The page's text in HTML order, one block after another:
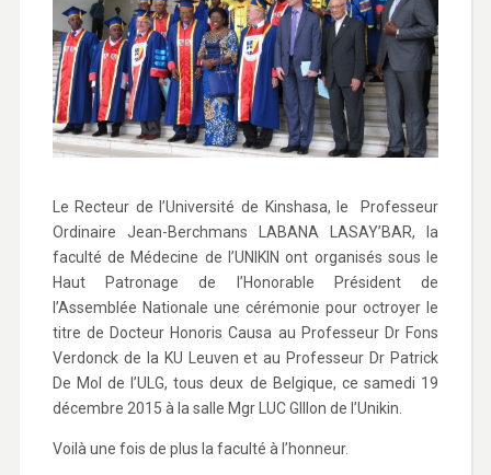
Le Recteur de l’Université de Kinshasa, le Professeur
Ordinaire Jean-Berchmans LABANA LASAY’BAR, la
faculté de Médecine de l’UNIKIN ont organisés sous le
Haut Patronage de l’Honorable Président de
l’Assemblée Nationale une cérémonie pour octroyer le
titre de Docteur Honoris Causa au Professeur Dr Fons
Verdonck de la KU Leuven et au Professeur Dr Patrick
De Mol de l’ULG, tous deux de Belgique, ce samedi 19
décembre 2015 à la salle Mgr LUC GIllon de l’Unikin.
Voilà une fois de plus la faculté à l’honneur.